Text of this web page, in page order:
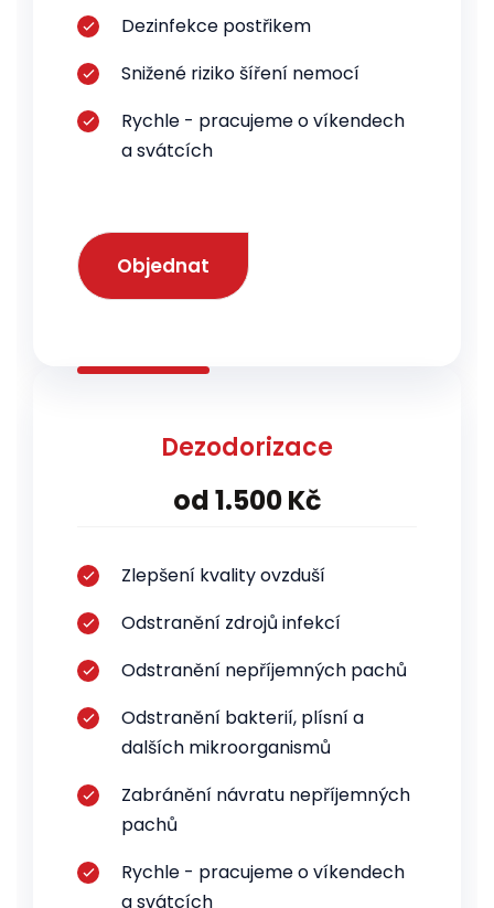
Dezinfekce postřikem
Snižené riziko šíření nemocí
Rychle - pracujeme o víkendech
a svátcích
Objednat
Dezodorizace
od 1.500 Kč
Zlepšení kvality ovzduší
Odstranění zdrojů infekcí
Odstranění nepříjemných pachů
Odstranění bakterií, plísní a
dalších mikroorganismů
Zabránění návratu nepříjemných
pachů
Rychle - pracujeme o víkendech
a svátcích